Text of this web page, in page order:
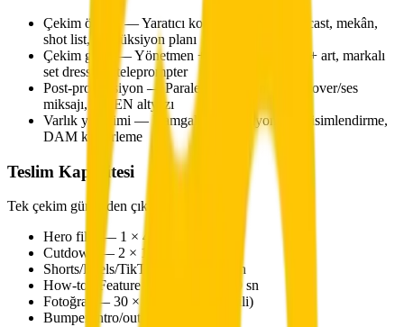
Çekim öncesi — Yaratıcı konsept, storyboard, cast, mekân,
shot list, prodüksiyon planı
Çekim günü — Yönetmen + DOP + ses + ışık + art, markalı
set dressing, teleprompter
Post-prodüksiyon — Paralel kurgu, renk/voice-over/ses
miksajı, TR/EN altyazı
Varlık yönetimi — Damgalama, versiyonlama, isimlendirme,
DAM klasörleme
Teslim Kapasitesi
Tek çekim gününden çıkan örnek set:
Hero film — 1 × 45 sn
Cutdown — 2 × 15-20 sn
Shorts/Reels/TikTok — 4 × 6-10 sn
How-to / Feature clip — 2 × 15-30 sn
Fotoğraf — 30 × (ürün + yaşam stili)
Bumper/intro/outro — 3 × 2-5 sn